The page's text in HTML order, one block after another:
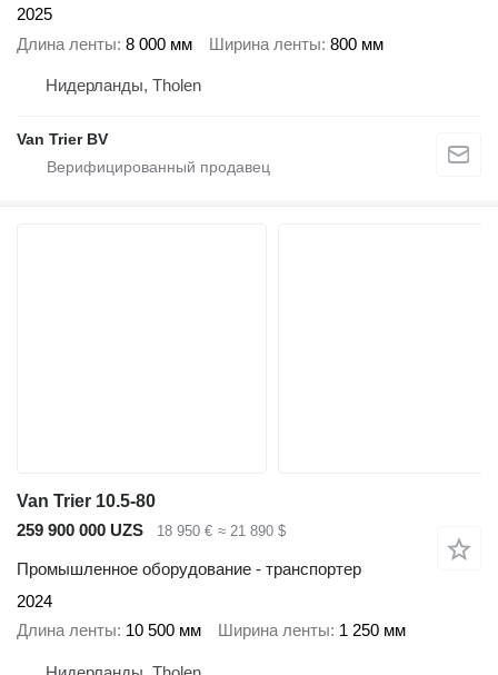
2025
Длина ленты 8 000 мм Ширина ленты 800 мм
Нидерланды, Tholen
Van Trier BV
Van Trier 10.5-80
259 900 000 UZS
18 950 € ≈ 21 890 $
Промышленное оборудование - транспортер
2024
Длина ленты 10 500 мм Ширина ленты 1 250 мм